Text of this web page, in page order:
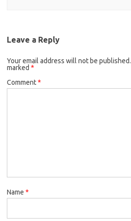
Leave a Reply
Your email address will not be published.
marked *
Comment*
Name *